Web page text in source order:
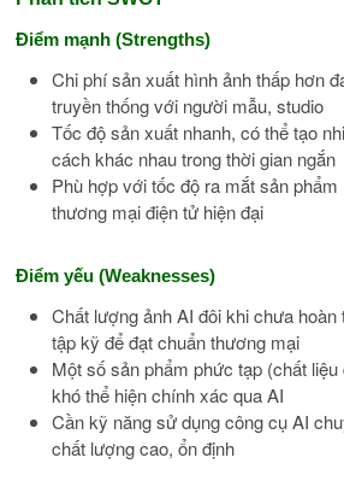
Điểm mạnh (Strengths)
Chi phí sản xuất hình ảnh thấp hơn
truyền thống với người mẫu, studio
Tốc độ sản xuất nhanh, có thể tạo
cách khác nhau trong thời gian ngắn
Phù hợp với tốc độ ra mắt sản phẩm
thương mại điện tử hiện đại
Điểm yếu (Weaknesses)
Chất lượng ảnh AI đôi khi chưa
tập kỹ để đạt chuẩn thương mại
Một số sản phẩm phức tạp (chất liệu
khó thể hiện chính xác qua AI
Cần kỹ năng sử dụng công cụ AI
chất lượng cao, ổn định